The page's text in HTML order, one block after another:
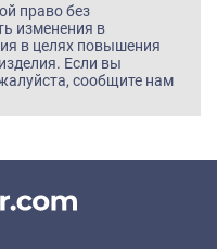
право без
изменения в
в целях повышения
Если вы
сообщите нам